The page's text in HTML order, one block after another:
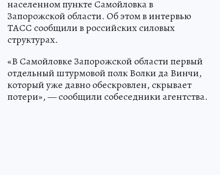
населенном пункте Самойловка в
Запорожской области. Об этом в интервью
ТАСС сообщили в российских силовых
структурах.
«В Самойловке Запорожской области первый
отдельный штурмовой полк Волки да Винчи,
который уже давно обескровлен, скрывает
потери», — сообщили собеседники агентства.